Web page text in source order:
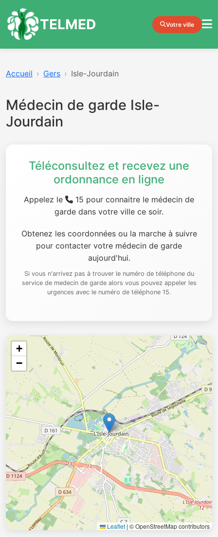
TELMED Votre ville
Accueil Gers Isle-Jourdain
Médecin de garde Isle-
Jourdain
Téléconsultez et recevez une
ordonnance en ligne
Appelez le
15 pour connaitre le médecin de
garde dans votre ville ce soir.
Obtenez les coordonnées ou la marche à suivre
pour contacter votre médecin de garde
aujourd'hui.
Si vous n'arrivez pas à trouver le numéro de téléphone du
service de medecin de garde alors vous pouvez appeler les
urgences avec le numéro de téléphone 15.
+
−
Leaflet | © OpenStreetMap contributors